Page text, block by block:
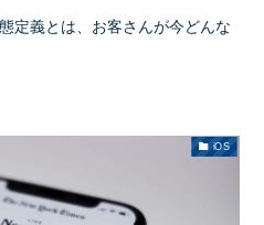
定義とは、お客さんが今どんな
iOS